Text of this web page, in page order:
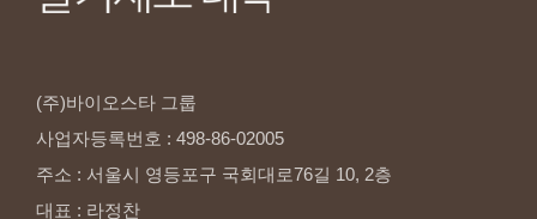
(주)바이오스타 그룹
사업자등록번호 : 498-86-02005
주소 : 서울시 영등포구 국회대로76길 10, 2층
대표 : 라정찬